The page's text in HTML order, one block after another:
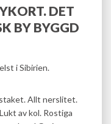
DET
BY BYGGD
i Sibirien.
Allt nerslitet.
av kol. Rostiga